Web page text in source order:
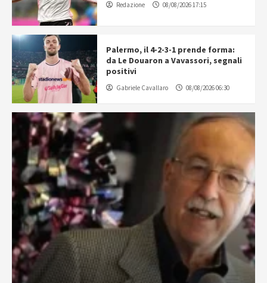
Redazione 08/08/2026 17:15
Palermo, il 4-2-3-1 prende forma:
da Le Douaron a Vavassori, segnali
positivi
Gabriele Cavallaro 08/08/2026 06:30